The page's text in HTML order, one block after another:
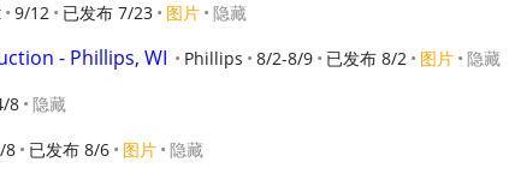
9/12 已发布 7/23 图片 隐藏
- Phillips, WI Phillips 8/2-8/9 已发布 8/2 图片 隐藏
8 隐藏
8 已发布 8/6 图片 隐藏